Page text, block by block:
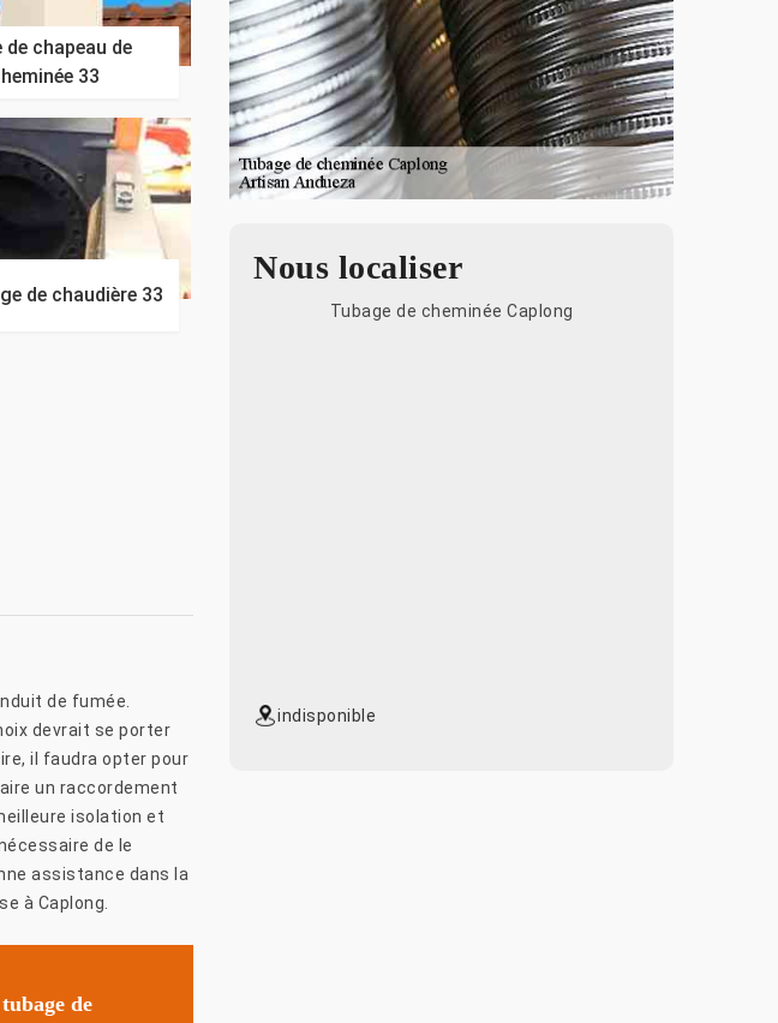
de chapeau de
33
de chaudière 33
de fumée.
devrait se porter
il faudra opter pour
un raccordement
isolation et
de le
assistance dans la
à Caplong.
de
Nous localiser
Tubage de cheminée Caplong
indisponible